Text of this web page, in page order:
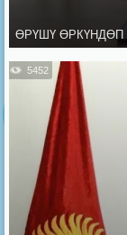
ӨРҮШҮ ӨРКҮНДӨП
5452